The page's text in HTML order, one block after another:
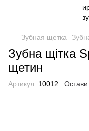
Зубная щетка
Зубна щітка
щетин
Артикул: 10012